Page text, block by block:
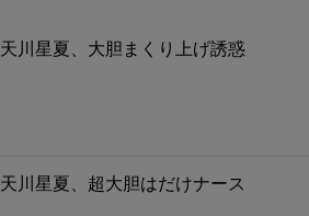
天川星夏、大胆まくり上げ誘惑
天川星夏、超大胆はだけナース